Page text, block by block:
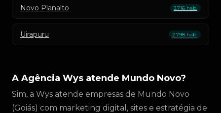
Novo Planalto 3.716 hab.
Uirapuru 2.798 hab.
A Agência Wys atende Mundo Novo?
Sim, a Wys atende empresas de Mundo Novo
(Goiás) com marketing digital, sites e estratégia de